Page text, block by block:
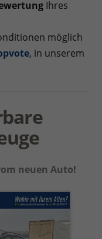
Ihres
möglich
, in unserem
neuen Auto!